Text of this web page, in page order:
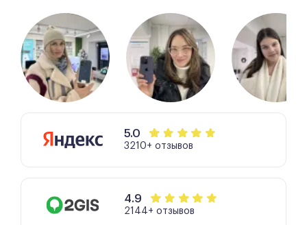
оформленные, оборудованные сервисы
ориентированы на удобство заказчика,
позволяют проводить ремонт не только
качественно, но и с комфортом.
5.0
3210+ отзывов
4.9
2144+ отзывов